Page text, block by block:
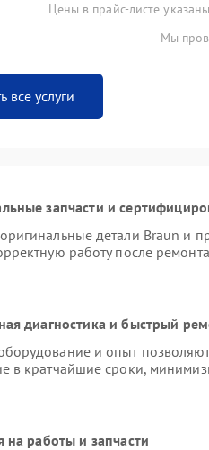
Цены в прайс-листе
Мы
все услуги
запчасти и
детали Braun и
работу после
диагностика и быстрый
и опыт позволяют
в кратчайшие сроки,
на работы и запчасти